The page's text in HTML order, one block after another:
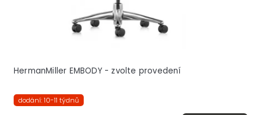
HermanMiller EMBODY - zvolte provedení
dodání: 10-11 týdnů